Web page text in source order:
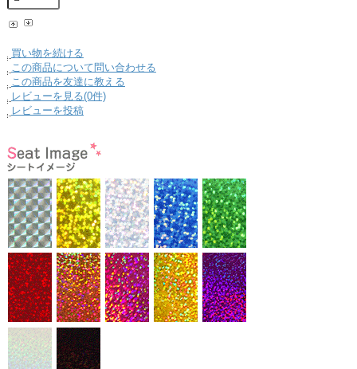
買い物を続ける
この商品について問い合わせる
この商品を友達に教える
レビューを見る(0件)
レビューを投稿